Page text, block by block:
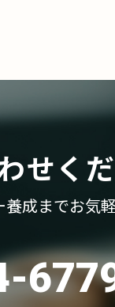
せく
養成までお気